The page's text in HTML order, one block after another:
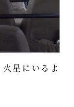
星にいるよ